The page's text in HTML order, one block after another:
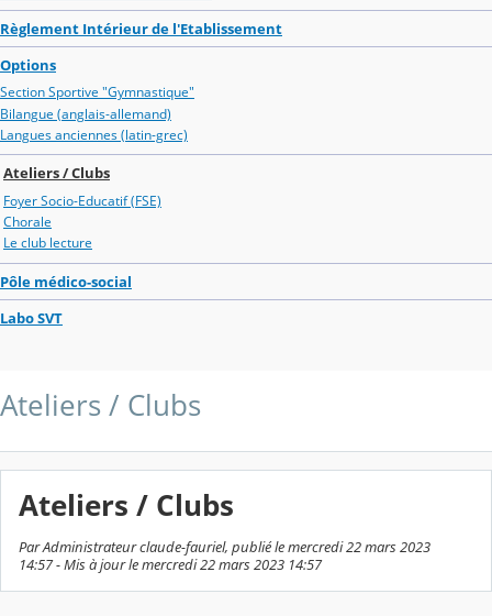
Règlement Intérieur de l'Etablissement
Options
Section Sportive "Gymnastique"
Bilangue (anglais-allemand)
Langues anciennes (latin-grec)
Ateliers / Clubs
Foyer Socio-Educatif (FSE)
Chorale
Le club lecture
Pôle médico-social
Labo SVT
Ateliers / Clubs
Ateliers / Clubs
Par Administrateur claude-fauriel, publié le mercredi 22 mars 2023
14:57 - Mis à jour le mercredi 22 mars 2023 14:57